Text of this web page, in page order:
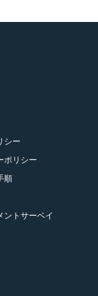
シー
ポリシー
順
ントサーベイ